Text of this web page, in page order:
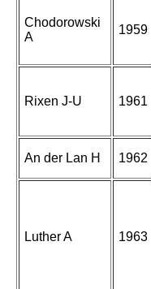
Chodorowski
A
1959
Rixen J-U 1961
An der Lan H 1962
Luther A 1963